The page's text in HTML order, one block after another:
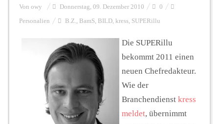
Hintergrund
FUNKTURM-Beiträge
Podcast
Von owy Donnerstag, 09. Dezember 2010 0
Personalien B.Z., BamS, BILD, kress, SUPERillu
Die SUPERillu
bekommt 2011 einen
neuen Chefredakteur.
Wie der
Branchendienst kress
meldet, übernimmt